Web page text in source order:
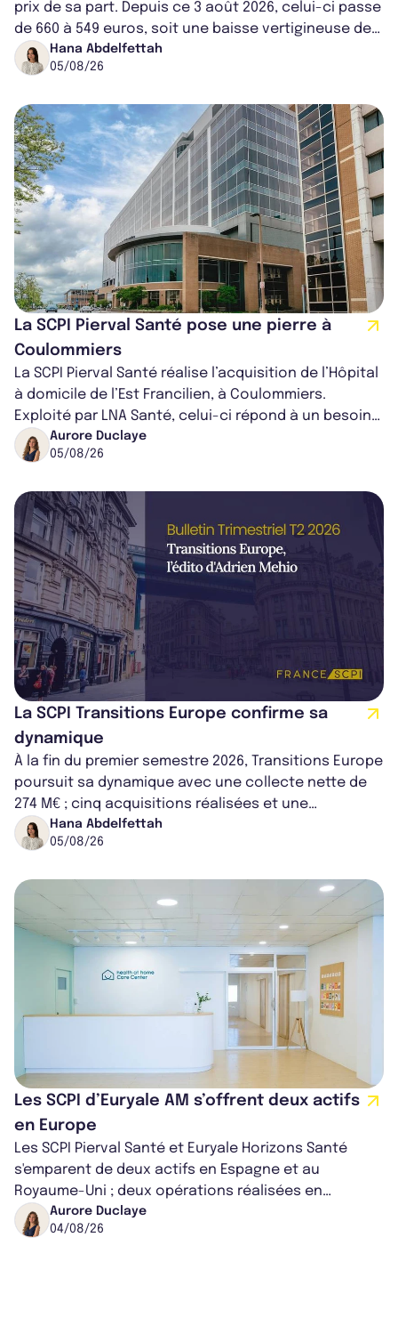
prix de sa part. Depuis ce 3 août 2026, celui-ci passe
de 660 à 549 euros, soit une baisse vertigineuse de
16,82%. Cette nouvell...
Hana Abdelfettah
05/08/26
La SCPI Pierval Santé pose une pierre à
Coulommiers
La SCPI Pierval Santé réalise l’acquisition de l’Hôpital
à domicile de l’Est Francilien, à Coulommiers.
Exploité par LNA Santé, celui-ci répond à un besoin
médical croissant, qui s...
Aurore Duclaye
05/08/26
La SCPI Transitions Europe confirme sa
dynamique
À la fin du premier semestre 2026, Transitions Europe
poursuit sa dynamique avec une collecte nette de
274 M€ ; cinq acquisitions réalisées et une
capitalisation portée à 1,38 Md€....
Hana Abdelfettah
05/08/26
Les SCPI d’Euryale AM s’offrent deux actifs
en Europe
Les SCPI Pierval Santé et Euryale Horizons Santé
s'emparent de deux actifs en Espagne et au
Royaume-Uni ; deux opérations réalisées en
partenariat. Ces co-acquisitions permettent a...
Aurore Duclaye
04/08/26